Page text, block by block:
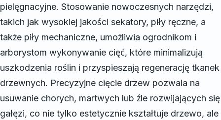
pielęgnacyjne. Stosowanie nowoczesnych narzędzi,
takich jak wysokiej jakości sekatory, piły ręczne, a
także piły mechaniczne, umożliwia ogrodnikom i
arborystom wykonywanie cięć, które minimalizują
uszkodzenia roślin i przyspieszają regenerację tkanek
drzewnych. Precyzyjne cięcie drzew pozwala na
usuwanie chorych, martwych lub źle rozwijających się
gałęzi, co nie tylko estetycznie kształtuje drzewo, ale